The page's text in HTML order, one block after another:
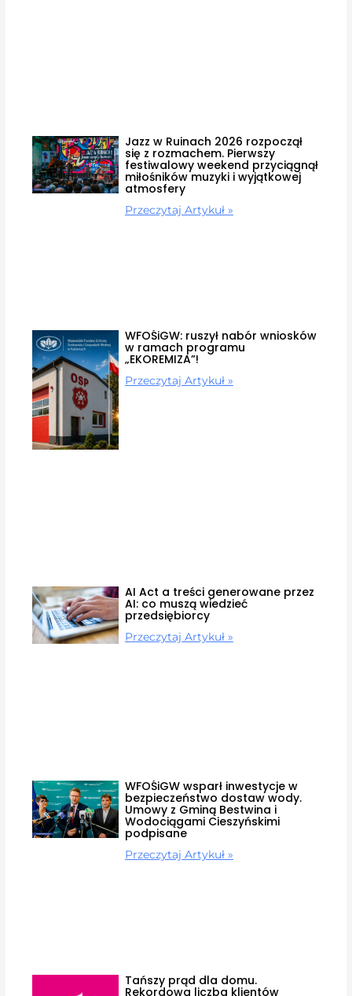
Jazz w Ruinach 2026 rozpoczął
się z rozmachem. Pierwszy
festiwalowy weekend przyciągnął
miłośników muzyki i wyjątkowej
atmosfery
Przeczytaj Artykuł »
WFOŚiGW: ruszył nabór wniosków
w ramach programu
„EKOREMIZA”!
Przeczytaj Artykuł »
AI Act a treści generowane przez
AI: co muszą wiedzieć
przedsiębiorcy
Przeczytaj Artykuł »
WFOŚiGW wsparł inwestycje w
bezpieczeństwo dostaw wody.
Umowy z Gminą Bestwina i
Wodociągami Cieszyńskimi
podpisane
Przeczytaj Artykuł »
Tańszy prąd dla domu.
Rekordowa liczba klientów